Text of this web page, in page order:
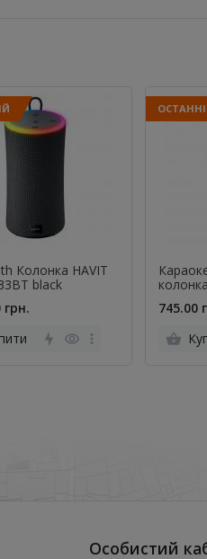
Колонка HAVIT
black
грн.
745.00
Особистий